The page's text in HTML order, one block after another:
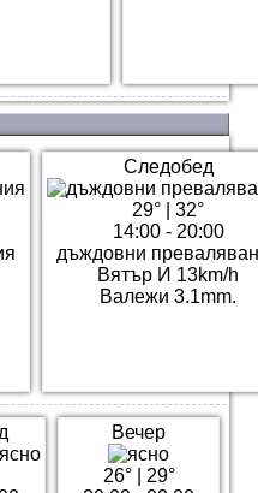
Следобед
29°
32°
14:00 - 20:00
дъждовни
Вятър И 13km/h
Валежи 3.1mm.
Вечер
26°| 29°